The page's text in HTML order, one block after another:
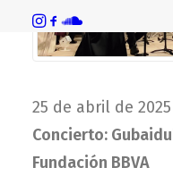
25 de abril de 2025
Concierto:
Fundación BBVA